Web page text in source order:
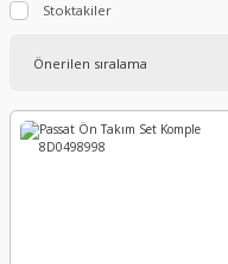
Stoktakiler